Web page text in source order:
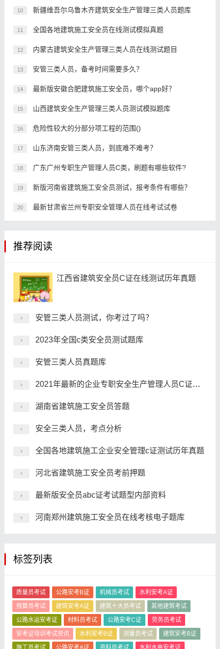
10 新疆维吾尔乌鲁木齐建筑安全生产管理三类人员题库
11 全国各地建筑施工安全员在线测试模拟真题
12 内蒙古建筑安全生产管理三类人员在线测试题目
13 安管三类人员，备考时间需要多久？
14 最新版安徽合肥建筑施工安全员，哪个app好？
15 山西建筑安全生产管理三类人员测试模拟题库
16 危险性较大的分部分项工程的范围()
17 山东济南安管三类人员，到底难不难考？
18 广东广州专职生产管理人员C类，刷题有哪些软件?
19 新版河南省建筑施工安全员测试，报考条件有哪些？
20 最新甘肃省兰州专职安全管理人员在线考试试卷
推荐阅读
江西省建筑安全员C证在线测试历年真题
安管三类人员测试，你考过了吗？
2023年全国c类安全员测试题库
安管三类人员真题库
2021年最新的企业专职安全生产管理人员C证题库
湖南省建筑施工安全员答题
安全三类人员，考点分析
全国各地建筑施工企业安全管理c证测试历年真题
河北省建筑施工安全员考前押题
最新版安全员abc证考试题型内部资料
河南郑州建筑施工安全员在线考核电子题库
标签列表
质量员考试 公路安考B证 机械员考试
水利安考A证
预算员考试
建筑安考A证 建筑十大员考试
其他建筑考试
公路水运安考证
材料员考试 公路安考C证
劳务员考试
安考证培训考试资讯
水利安考B证 测量员考试
建筑安考B证